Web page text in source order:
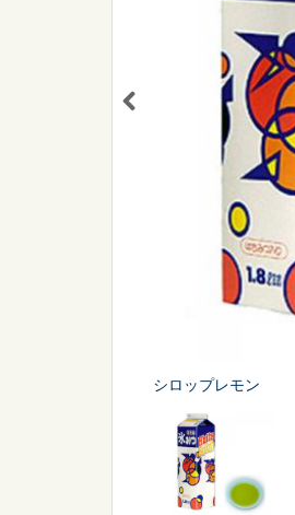
シーン
販促
シロップレモン